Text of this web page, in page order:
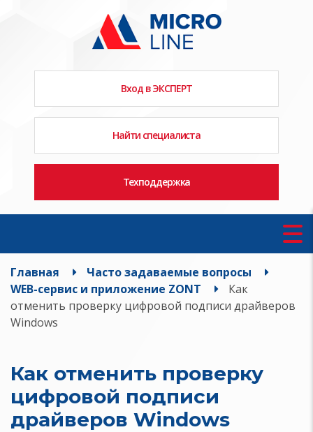
Вход в ЭКСПЕРТ
Найти специалиста
Техподдержка
Главная
Часто задаваемые вопросы
WEB-сервис и приложение ZONT
Как
отменить проверку цифровой подписи драйверов
Windows
Как отменить проверку
цифровой подписи
драйверов Windows